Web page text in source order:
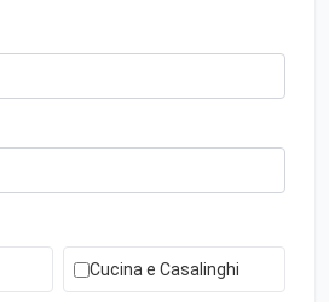
Cucina e Casalinghi